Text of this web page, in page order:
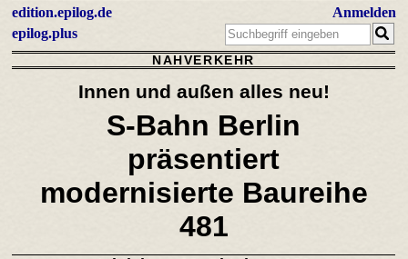
edition.epilog.de
epilog.plus
Anmelden
NAHVERKEHR
Innen und außen alles neu!
S-Bahn Berlin
präsentiert
modernisierte Baureihe
481